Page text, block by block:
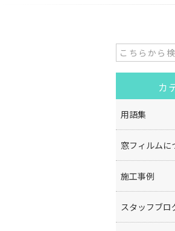
カ
用語集
窓フィルムに
施工事例
スタッフブロ